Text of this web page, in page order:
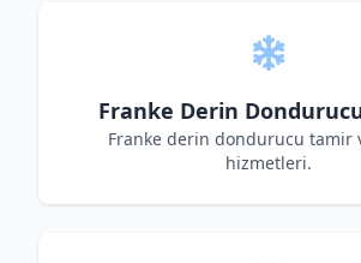
Franke Derin
Franke derin dondurucu tamir
hizmetleri.